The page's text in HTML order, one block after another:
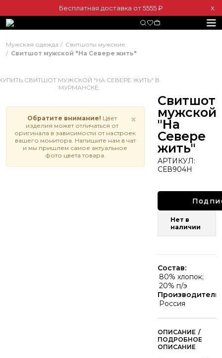
Бесплатная доставка от 5555 ₽ Х
Мужская одежда
Свитшоты мужские
Свитшот мужской "На Севере жить"
×
Обратите внимание! Цвет
изделия может отличаться от
оригинала в зависимости от настроек
вашего монитора. Напишите нам в чат
и мы пришлем самое актуальное
фото цвета товара.
Свитшот
мужской
"На
Севере
жить"
АРТИКУЛ:
СЕВ904Н
Нет в
наличии
Состав:
80% хлопок;
20% п/э
Производитель:
Россия
/